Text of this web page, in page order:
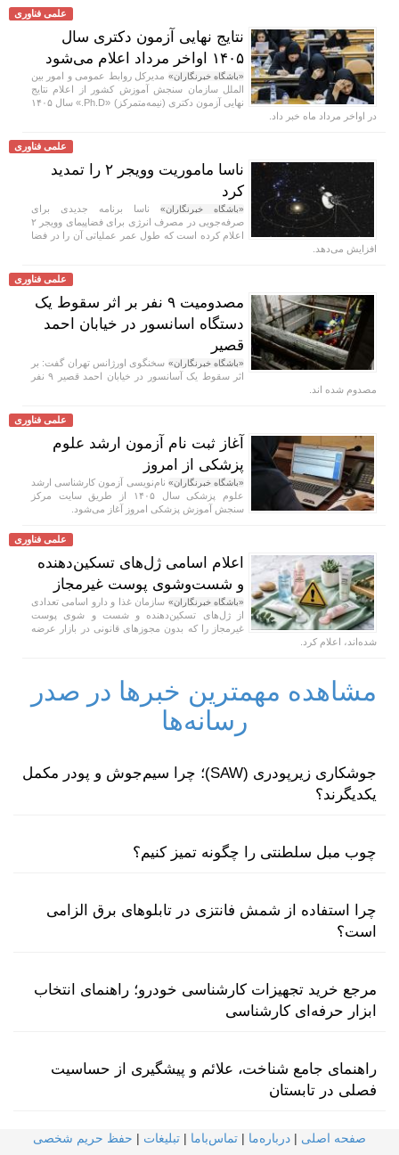
علمی فناوری
نتایج نهایی آزمون دکتری سال
۱۴۰۵ اواخر مرداد اعلام می‌شود
«باشگاه خبرنگاران» مدیرکل روابط عمومی و امور بین
الملل سازمان سنجش آموزش کشور از اعلام نتایج
نهایی آزمون دکتری (نیمه‌متمرکز) «Ph.D.» سال ۱۴۰۵
در اواخر مرداد ماه خبر داد.
علمی فناوری
ناسا ماموریت وویجر ۲ را تمدید
کرد
«باشگاه خبرنگاران» ناسا برنامه جدیدی برای
صرفه‌جویی در مصرف انرژی برای فضاپیمای وویجر ۲
اعلام کرده است که طول عمر عملیاتی آن را در فضا
افزایش می‌دهد.
علمی فناوری
مصدومیت ۹ نفر بر اثر سقوط یک
دستگاه اسانسور در خیابان احمد
قصیر
«باشگاه خبرنگاران» سخنگوی اورژانس تهران گفت: بر
اثر سقوط یک آسانسور در خیابان احمد قصیر ۹ نفر
مصدوم شده اند.
علمی فناوری
آغاز ثبت نام آزمون ارشد علوم
پزشکی از امروز
«باشگاه خبرنگاران» نام‌نویسی آزمون کارشناسی ارشد
علوم پزشکی سال ۱۴۰۵ از طریق سایت مرکز
سنجش آموزش پزشکی امروز آغاز می‌شود.
علمی فناوری
اعلام اسامی ژل‌های تسکین‌دهنده
و شست‌وشوی پوست غیرمجاز
«باشگاه خبرنگاران» سازمان غذا و دارو اسامی تعدادی
از ژل‌های تسکین‌دهنده و شست‌ و شوی پوست
غیرمجاز را که بدون مجوزهای قانونی در بازار عرضه
شده‌اند، اعلام کرد.
مشاهده مهمترین خبرها در صدر
رسانه‌ها
جوشکاری زیرپودری (SAW)؛ چرا سیم‌جوش و پودر مکمل
یکدیگرند؟
چوب مبل سلطنتی را چگونه تمیز کنیم؟
چرا استفاده از شمش فانتزی در تابلوهای برق الزامی
است؟
مرجع خرید تجهیزات کارشناسی خودرو؛ راهنمای انتخاب
ابزار حرفه‌ای کارشناسی
راهنمای جامع شناخت، علائم و پیشگیری از حساسیت
فصلی در تابستان
صفحه اصلی | درباره‌ما | تماس‌با‌ما | تبلیغات | حفظ حریم شخصی